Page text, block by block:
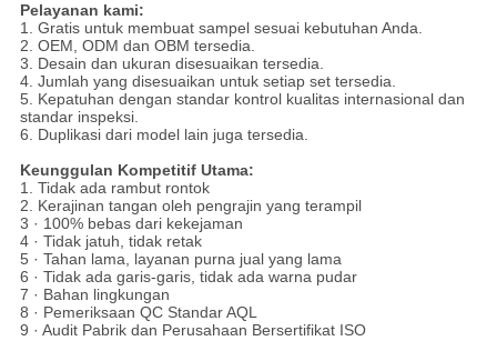
Pelayanan kami:
1. Gratis untuk membuat sampel sesuai kebutuhan Anda.
2. OEM, ODM dan OBM tersedia.
3. Desain dan ukuran disesuaikan tersedia.
4. Jumlah yang disesuaikan untuk setiap set tersedia.
5. Kepatuhan dengan standar kontrol kualitas internasional dan
standar inspeksi.
6. Duplikasi dari model lain juga tersedia.
Keunggulan Kompetitif Utama:
1. Tidak ada rambut rontok
2. Kerajinan tangan oleh pengrajin yang terampil
3 · 100% bebas dari kekejaman
4 · Tidak jatuh, tidak retak
5 · Tahan lama, layanan purna jual yang lama
6 · Tidak ada garis-garis, tidak ada warna pudar
7 · Bahan lingkungan
8 · Pemeriksaan QC Standar AQL
9 · Audit Pabrik dan Perusahaan Bersertifikat ISO